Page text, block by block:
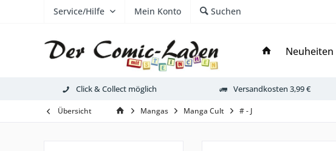
Service/Hilfe Mein Konto Suchen
Neuheiten
Click & Collect möglich Versandkosten 3,99 €
Übersicht Mangas Manga Cult # - J